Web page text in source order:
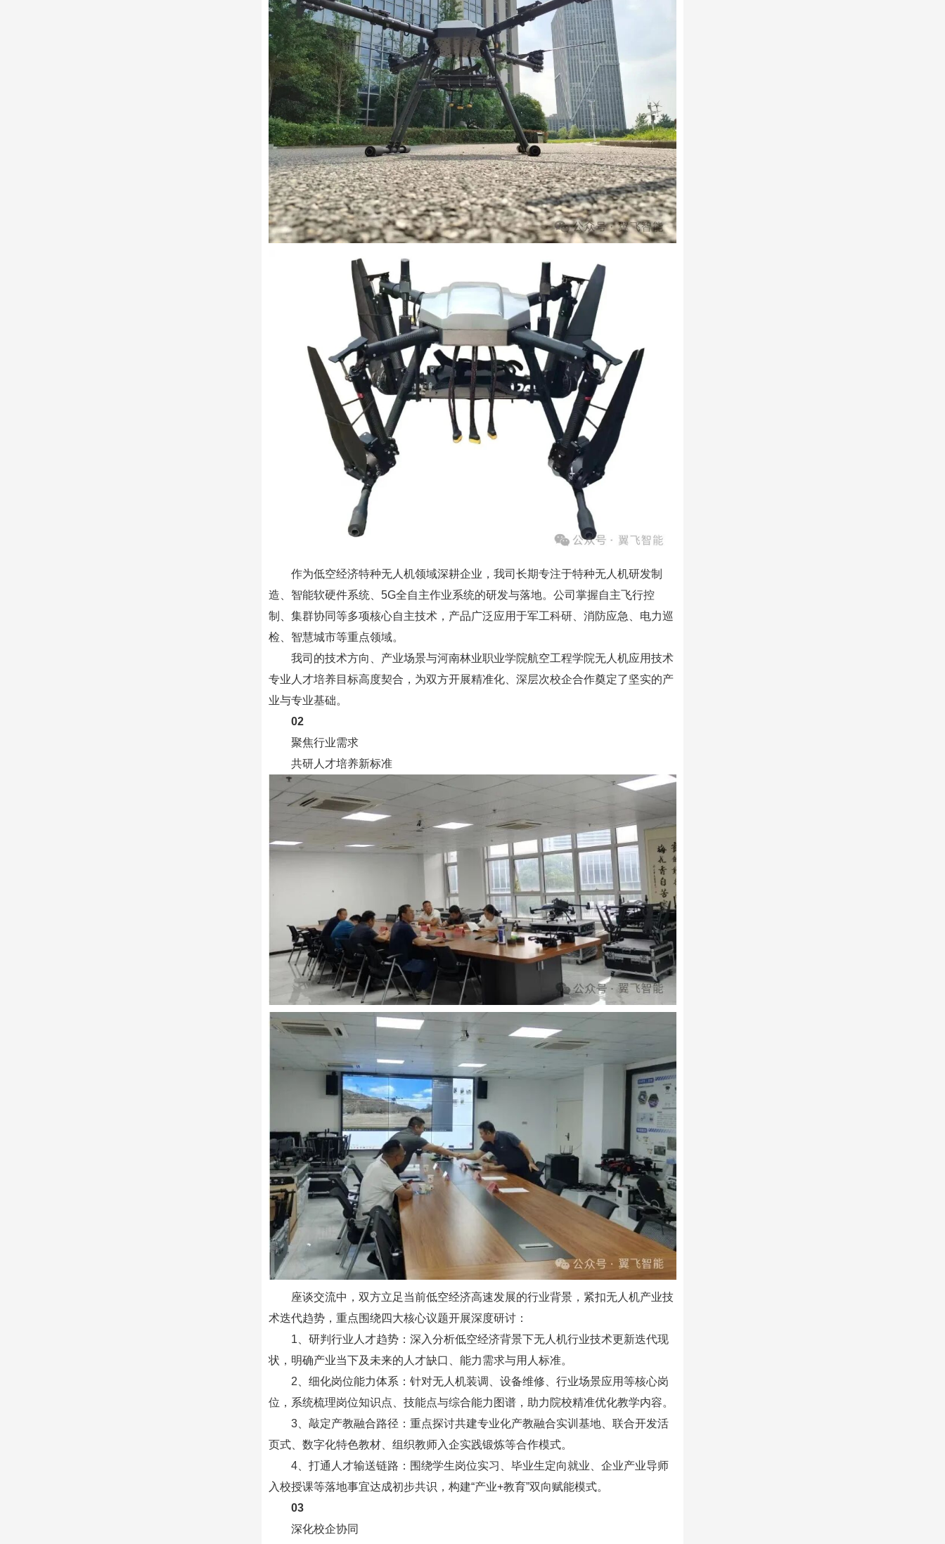
作为低空经济特种无人机领域深耕企业，我司长期专注于特种无人机研发制
造、智能软硬件系统、5G全自主作业系统的研发与落地。公司掌握自主飞行控
制、集群协同等多项核心自主技术，产品广泛应用于军工科研、消防应急、电力巡
检、智慧城市等重点领域。
我司的技术方向、产业场景与河南林业职业学院航空工程学院无人机应用技术
专业人才培养目标高度契合，为双方开展精准化、深层次校企合作奠定了坚实的产
业与专业基础。
02
聚焦行业需求
共研人才培养新标准
座谈交流中，双方立足当前低空经济高速发展的行业背景，紧扣无人机产业技
术迭代趋势，重点围绕四大核心议题开展深度研讨：
1、研判行业人才趋势：深入分析低空经济背景下无人机行业技术更新迭代现
状，明确产业当下及未来的人才缺口、能力需求与用人标准。
2、细化岗位能力体系：针对无人机装调、设备维修、行业场景应用等核心岗
位，系统梳理岗位知识点、技能点与综合能力图谱，助力院校精准优化教学内容。
3、敲定产教融合路径：重点探讨共建专业化产教融合实训基地、联合开发活
页式、数字化特色教材、组织教师入企实践锻炼等合作模式。
4、打通人才输送链路：围绕学生岗位实习、毕业生定向就业、企业产业导师
入校授课等落地事宜达成初步共识，构建“产业+教育”双向赋能模式。
03
深化校企协同